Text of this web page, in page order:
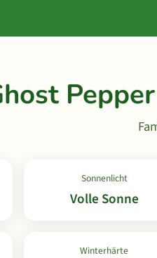
Sonnenlicht
Volle Sonne
Winterhärte